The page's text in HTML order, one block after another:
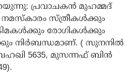
പ്രവാചകന്‍ മുഹമ്മദ്
സ്ത്രീകള്‍ക്കും
രോഗികള്‍ക്കും
നിര്‍ബന്ധമാണ്. ( സുനനില്‍
5635, മുസന്നഫ് ബിന്‍